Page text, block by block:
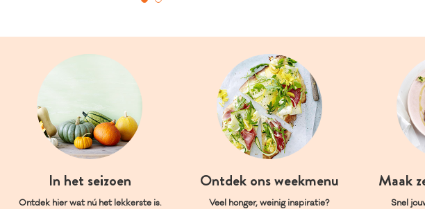
In het seizoen
Ontdek hier wat nú het lekkerste is.
Ontdek ons weekmenu
Veel honger, weinig inspiratie?
Maak
Snel